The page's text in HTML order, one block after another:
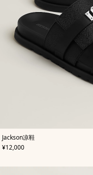
Jackson凉鞋
,颜
色:
黑
,
价格
¥12,000
即
将
上